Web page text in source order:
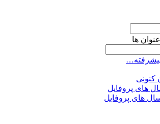
ها
کنونی
های پروفایل
های پروفایل